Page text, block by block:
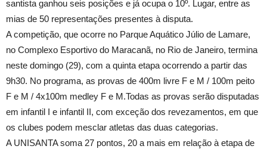
santista ganhou seis posições e já ocupa o 10º. Lugar, entre as
mias de 50 representações presentes à disputa.
A competição, que ocorre no Parque Aquático Júlio de Lamare,
no Complexo Esportivo do Maracanã, no Rio de Janeiro, termina
neste domingo (29), com a quinta etapa ocorrendo a partir das
9h30. No programa, as provas de 400m livre F e M / 100m peito
F e M / 4x100m medley F e M.Todas as provas serão disputadas
em infantil I e infantil II, com exceção dos revezamentos, em que
os clubes podem mesclar atletas das duas categorias.
A UNISANTA soma 27 pontos, 20 a mais em relação à etapa de